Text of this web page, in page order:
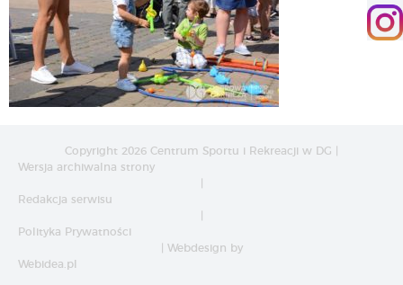
Copyright 2026 Centrum Sportu i Rekreacji w DG |
Wersja archiwalna strony
Redakcja serwisu
Polityka Prywatności
| Webdesign by
Webidea.pl